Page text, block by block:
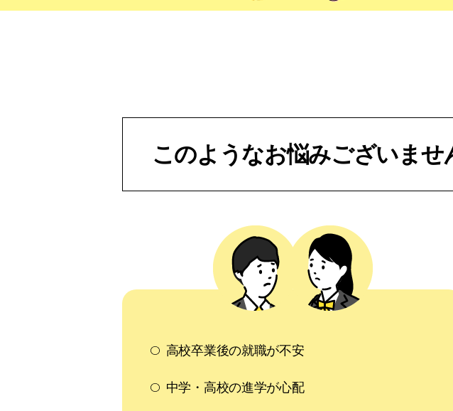
このようなお悩みございませ
高校卒業後の就職が不安
中学・高校の進学が心配